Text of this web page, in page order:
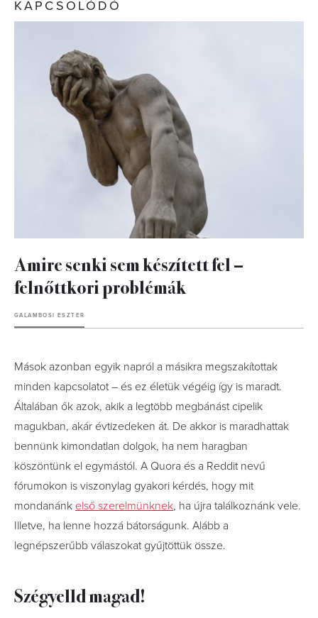
KAPCSOLÓDÓ
Amire senki sem készített fel –
felnőttkori problémák
GALAMBOSI ESZTER
Mások azonban egyik napról a másikra megszakítottak
minden kapcsolatot – és ez életük végéig így is maradt.
Általában ők azok, akik a legtöbb megbánást cipelik
magukban, akár évtizedeken át. De akkor is maradhattak
bennünk kimondatlan dolgok, ha nem haragban
köszöntünk el egymástól. A Quora és a Reddit nevű
fórumokon is viszonylag gyakori kérdés, hogy mit
mondanánk első szerelmünknek, ha újra találkoznánk vele.
Illetve, ha lenne hozzá bátorságunk. Alább a
legnépszerűbb válaszokat gyűjtöttük össze.
Szégyelld magad!